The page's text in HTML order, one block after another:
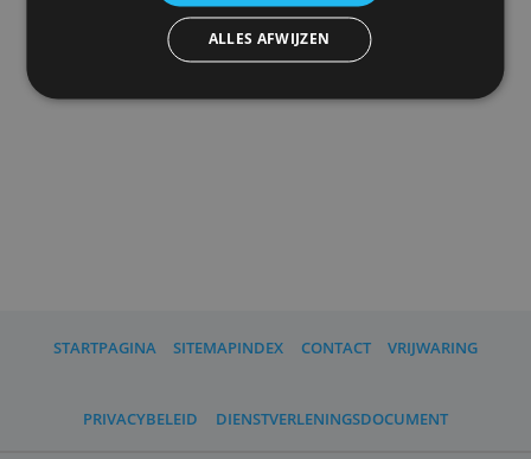
Advertenties personaliseren
die u aan hen heeft verstrekt of die zij hebben
verzameld door uw gebruik van hun diensten.
Privacybeleid